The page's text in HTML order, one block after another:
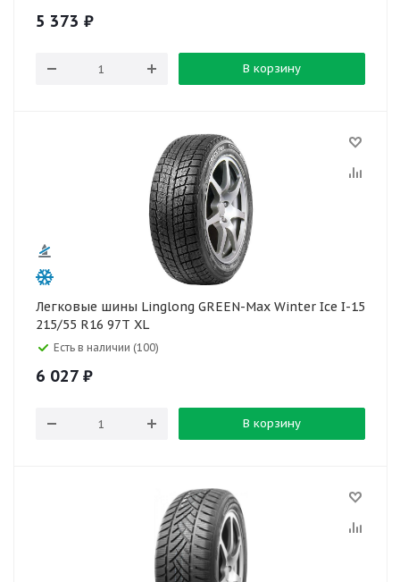
5 373 ₽
В корзину
Легковые шины Linglong GREEN-Max Winter Ice I-15
215/55 R16 97T XL
Есть в наличии (100)
6 027 ₽
В корзину